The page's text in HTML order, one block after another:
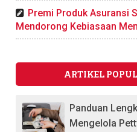
Premi Produk Asuransi
Mendorong Kebiasaan
ARTIKEL
Panduan
Mengelola